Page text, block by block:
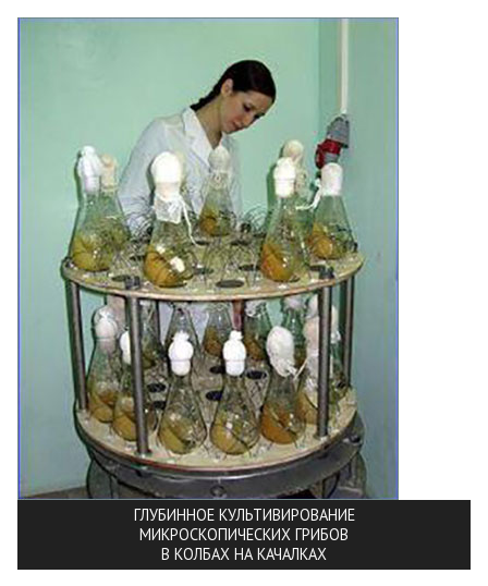
ГЛУБИННОЕ КУЛЬТИВИРОВАНИЕ
МИКРОСКОПИЧЕСКИХ ГРИБОВ
В КОЛБАХ НА КАЧАЛКАХ